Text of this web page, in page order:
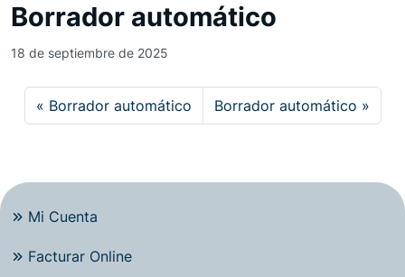
Borrador automático
18 de septiembre de 2025
Borrador automático Borrador automático
Mi Cuenta
Facturar Online